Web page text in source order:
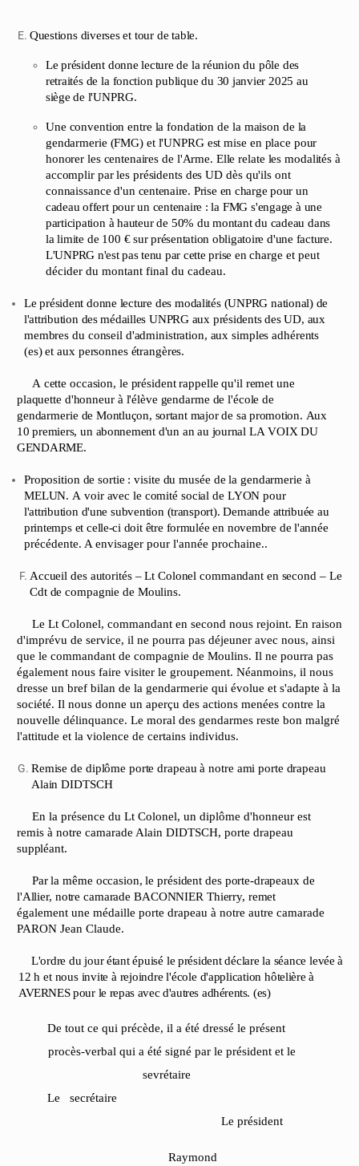
Questions diverses et tour de table.
Le président donne lecture de la réunion du pôle des
retraités de la fonction publique du 30 janvier 2025 au
siège de l'UNPRG.
Une convention entre la fondation de la maison de la
gendarmerie (FMG) et l'UNPRG est mise en place pour
honorer les centenaires de l'Arme. Elle relate les modalités à
accomplir par les présidents des UD dès qu'ils ont
connaissance d'un centenaire. Prise en charge pour un
cadeau offert pour un centenaire : la FMG s'engage à une
participation à hauteur de 50% du montant du cadeau dans
la limite de 100 € sur présentation obligatoire d'une facture.
L'UNPRG n'est pas tenu par cette prise encharge et peut
décider du montant final du cadeau.
Le président donne lecture des modalités (UNPRG national) de
l'attribution des médailles UNPRG aux présidents desUD, aux
membres du conseil d'administration, aux simples adhérents
(es) et aux personnes étrangères.
A cette occasion, le président rappelle qu'il remet une
plaquette d'honneur à l'élève gendarme de l'école de
gendarmerie deMontluçon, sortant major de sa promotion. Aux
10 premiers, un abonnement d'un an au journal LA VOIX DU
GENDARME.
Proposition de sortie : visite du musée de la gendarmerie à
MELUN. A voir avec le comité social de LYON pour
l'attribution d'une subvention (transport). Demande attribuée au
printemps et celle-ci doit être formulée en novembre de l'année
précédente. A envisager pour l'année prochaine..
Accueil des autorités – Lt Colonel commandant en second – Le
Cdt de compagnie de Moulins.
Le Lt Colonel, commandant en second nous rejoint. En raison
d'imprévu de service, il ne pourra pas déjeuner avec nous, ainsi
que le commandant de compagnie de Moulins. Il ne pourra pas
également nous faire visiter le groupement. Néanmoins, il nous
dresse un bref bilan de la gendarmerie qui évolue et s'adapte à la
société. Il nous donne un aperçu des actions menées contre la
nouvelle délinquance. Le moral des gendarmes reste bon malgré
l'attitude et la violence de certains individus.
Remise de diplôme porte drapeau à notre ami porte drapeau
Alain DIDTSCH
En la présence du Lt Colonel, un diplôme d'honneur est
remis à notre camarade Alain DIDTSCH, porte drapeau
suppléant.
Par la même occasion, le président des porte-drapeaux de
l'Allier, notre camarade BACONNIER Thierry, remet
également une médaille porte drapeau à notre autre camarade
PARON Jean Claude.
L'ordre du jour étant épuisé le président déclare la séance levée à
12 h et nous invite à rejoindre l'école d'application hôtelièreà
AVERNES pour le repas avec d'autres adhérents. (es)
De tout ce qui précède, il a été dressé le présent
procès-verbal qui a été signé par le président et le
sevrétaire
Le secrétaire
Le président
Raymond